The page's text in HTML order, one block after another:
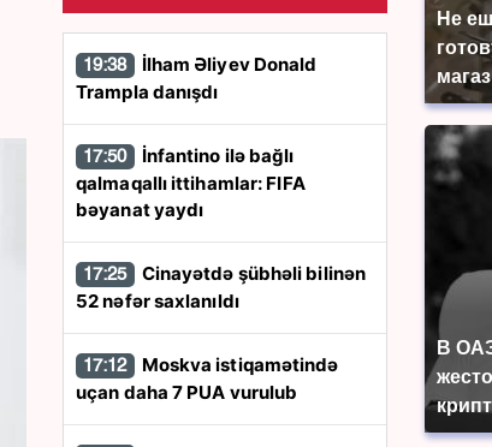
Не
В
19:38
Trampla danışdı
17:50
qalmaqallı ittihamlar: FIFA
bəyanat yaydı
17:25
52 nəfər saxlanıldı
17:12
uçan daha 7 PUA vurulub